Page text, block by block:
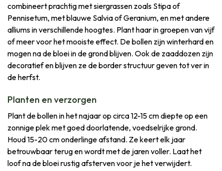
combineert prachtig met siergrassen zoals Stipa of
Pennisetum, met blauwe Salvia of Geranium, en met andere
alliums in verschillende hoogtes. Plant haar in groepen van vijf
of meer voor het mooiste effect. De bollen zijn winterhard en
mogen na de bloei in de grond blijven. Ook de zaaddozen zijn
decoratief en blijven ze de border structuur geven tot ver in
de herfst.
Planten en verzorgen
Plant de bollen in het najaar op circa 12-15 cm diepte op een
zonnige plek met goed doorlatende, voedselrijke grond.
Houd 15-20 cm onderlinge afstand. Ze keert elk jaar
betrouwbaar terug en wordt met de jaren voller. Laat het
loof na de bloei rustig afsterven voor je het verwijdert.